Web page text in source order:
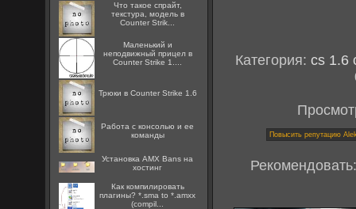
Что такое спрайт,
текстура, модель в
Counter Strik...
Маленький и
неподвижный прицел в
Counter Strike 1....
Трюки в Counter Strike 1.6
Работа с консолью и ее
команды
Установка AMX Bans на
хостинг
Как компилировать
плагины? *.sma to *.amxx
(compil...
Категория: cs 1.6